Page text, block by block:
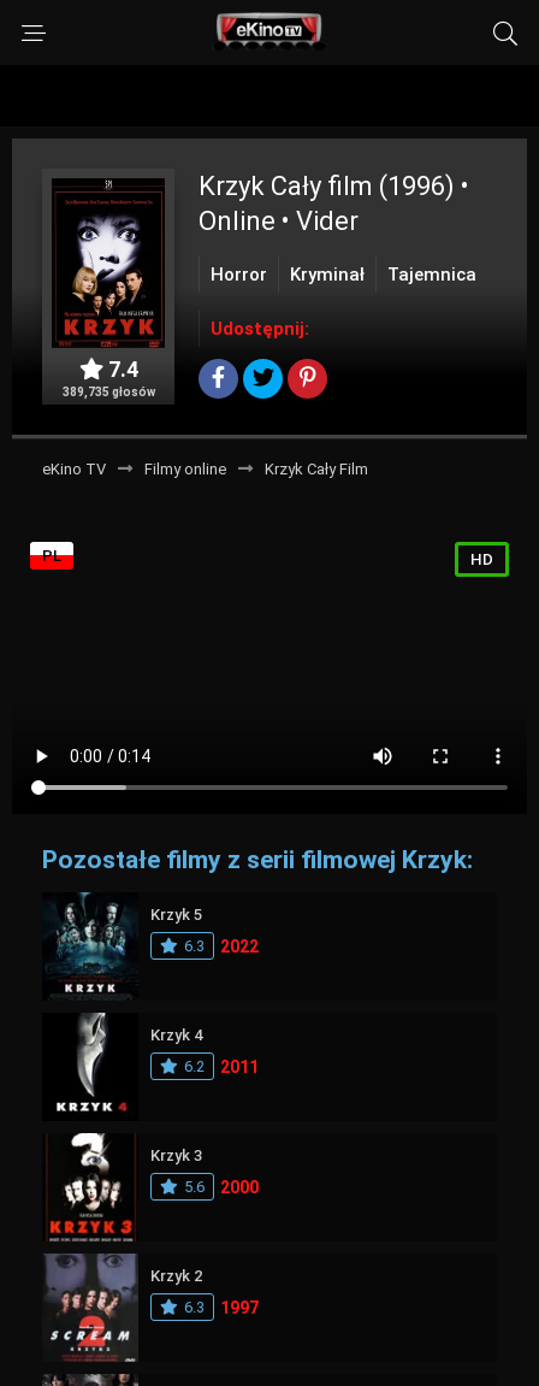
7.4
389,735 głosów
Krzyk Cały film (1996) •
Online • Vider
Horror Kryminał Tajemnica
Udostępnij:
eKino TV Filmy online Krzyk Cały Film
PL HD
Pozostałe filmy z serii filmowej Krzyk:
Krzyk 5
6.3
2022
Krzyk 4
6.2
2011
Krzyk 3
5.6
2000
Krzyk 2
6.3
1997